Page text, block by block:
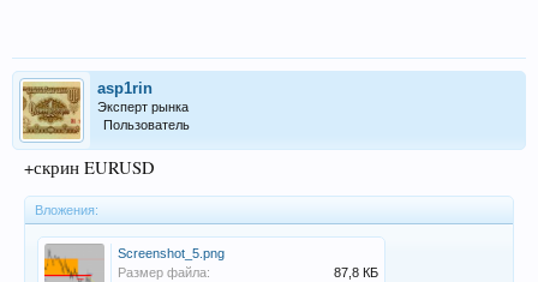
asp1rin
Эксперт рынка
Пользователь
+скрин EURUSD
Вложения:
Screenshot_5.png
Размер файла:
87,8 КБ